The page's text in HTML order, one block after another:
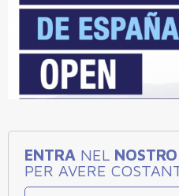
ENTRA NEL NOSTRO
PER AVERE